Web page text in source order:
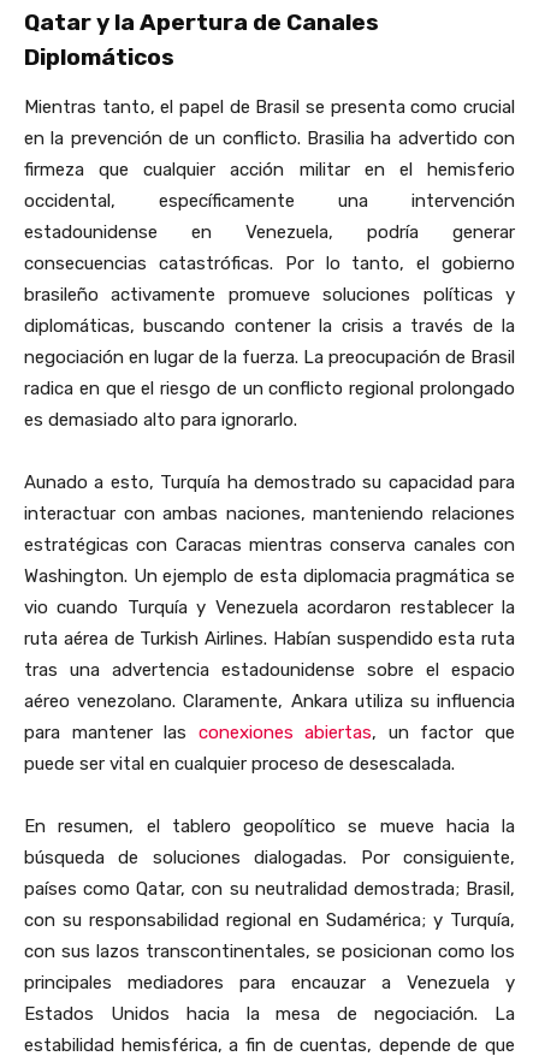
Qatar y la Apertura de Canales
Diplomáticos
Mientras tanto, el papel de Brasil se presenta como crucial
en la prevención de un conflicto. Brasilia ha advertido con
firmeza que cualquier acción militar en el hemisferio
occidental, específicamente una intervención
estadounidense en Venezuela, podría generar
consecuencias catastróficas. Por lo tanto, el gobierno
brasileño activamente promueve soluciones políticas y
diplomáticas, buscando contener la crisis a través de la
negociación en lugar de la fuerza. La preocupación de Brasil
radica en que el riesgo de un conflicto regional prolongado
es demasiado alto para ignorarlo.
Aunado a esto, Turquía ha demostrado su capacidad para
interactuar con ambas naciones, manteniendo relaciones
estratégicas con Caracas mientras conserva canales con
Washington. Un ejemplo de esta diplomacia pragmática se
vio cuando Turquía y Venezuela acordaron restablecer la
ruta aérea de Turkish Airlines. Habían suspendido esta ruta
tras una advertencia estadounidense sobre el espacio
aéreo venezolano. Claramente, Ankara utiliza su influencia
para mantener las conexiones abiertas, un factor que
puede ser vital en cualquier proceso de desescalada.
En resumen, el tablero geopolítico se mueve hacia la
búsqueda de soluciones dialogadas. Por consiguiente,
países como Qatar, con su neutralidad demostrada; Brasil,
con su responsabilidad regional en Sudamérica; y Turquía,
con sus lazos transcontinentales, se posicionan como los
principales mediadores para encauzar a Venezuela y
Estados Unidos hacia la mesa de negociación. La
estabilidad hemisférica, a fin de cuentas, depende de que